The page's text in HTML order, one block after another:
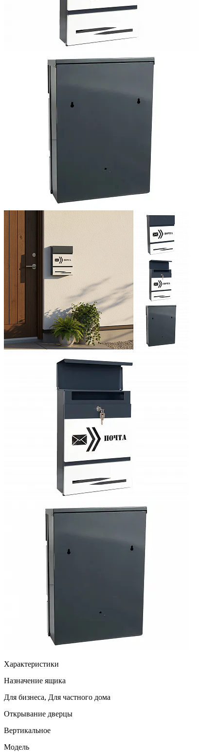
Характеристики
Назначение ящика
Для бизнеса, Для частного дома
Открывание дверцы
Вертикальное
Модель